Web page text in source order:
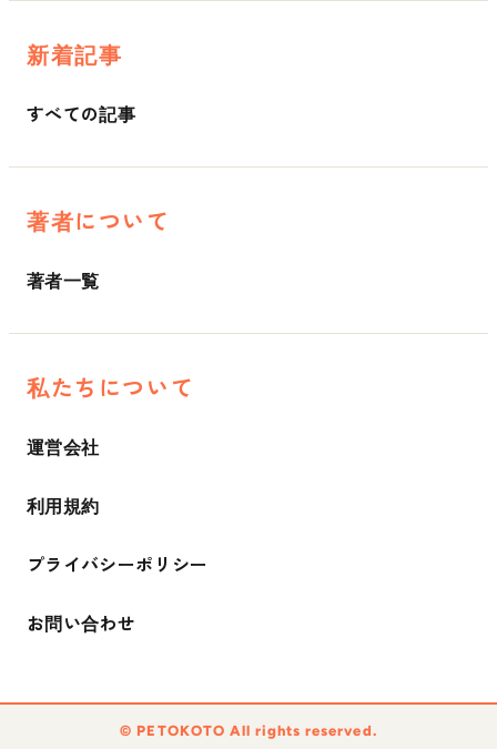
新着記事
すべての記事
著者について
著者一覧
私たちについて
運営会社
利用規約
プライバシーポリシー
お問い合わせ
©︎ PETOKOTO All rights reserved.